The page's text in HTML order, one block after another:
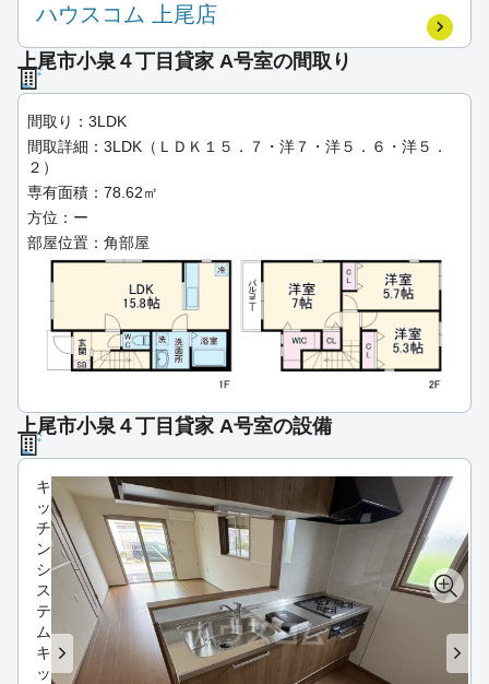
ハウスコム 上尾店
上尾市小泉４丁目貸家 A号室の間取り
間取り：3LDK
間取詳細：3LDK（ＬＤＫ１５．７・洋７・洋５．６・洋５．
２）
専有面積：78.62㎡
方位：ー
部屋位置：角部屋
上尾市小泉４丁目貸家 A号室の設備
キ
ッ
チ
ン
シ
ス
テ
ム
キ
ッ